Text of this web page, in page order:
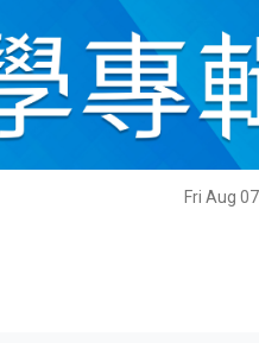
Fri Aug
科技 影片 名家